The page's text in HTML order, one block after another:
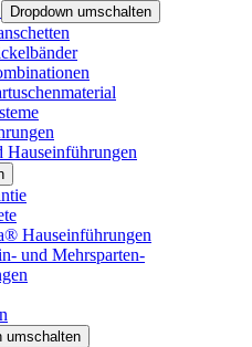
Dropdown umschalten
Hauseinführungen
Hauseinführungen
und Mehrsparten-
umschalten